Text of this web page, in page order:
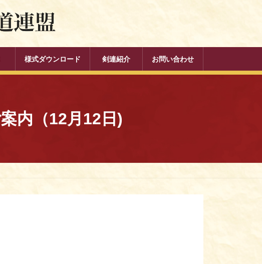
様式ダウンロード 剣連紹介 お問い合わせ
内（12月12日)